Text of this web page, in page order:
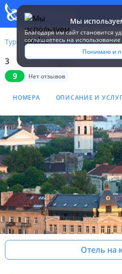
Мы
Благодаря им сайт становится
соглашаетесь на использование
Понимаю и
Туры Литва Вильнюс
Отель
3
Отель Congress
9
Нет отзывов
НОМЕРА ОПИСАНИЕ И
Отель на